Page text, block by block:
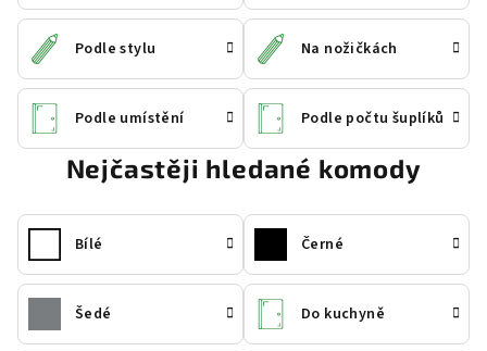
Podle stylu Na nožičkách
Podle umístění Podle počtu šuplíků
Nejčastěji hledané komody
Bílé Černé
Šedé Do kuchyně